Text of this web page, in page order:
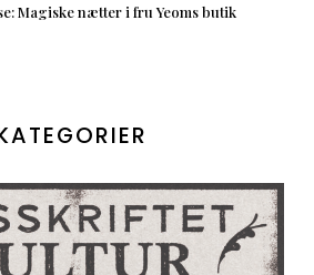
Magiske nætter i fru Yeoms butik